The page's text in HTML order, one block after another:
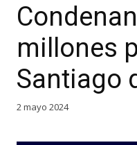
millones
Santiago
2 mayo 2024